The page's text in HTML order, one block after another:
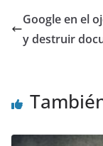
Google en el
y destruir